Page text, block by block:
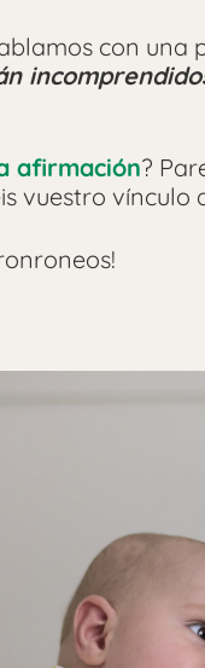
con una
afirmación?
vuestro vínculo